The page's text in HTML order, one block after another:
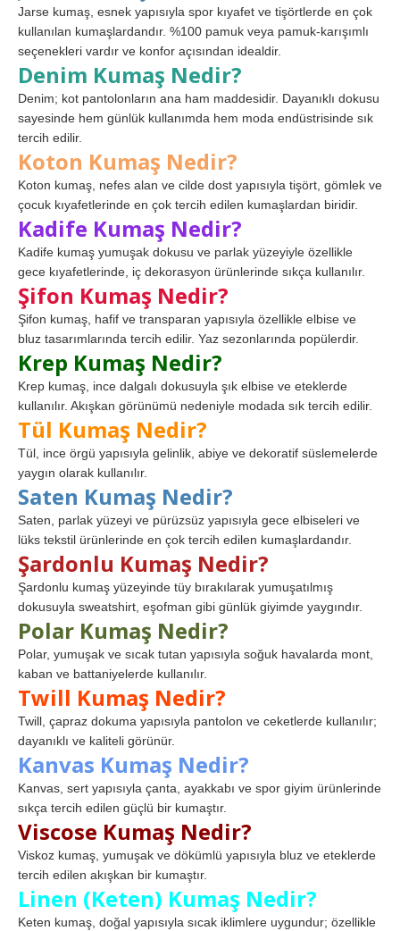
Jarse kumaş, esnek yapısıyla spor kıyafet ve tişörtlerde en çok
kullanılan kumaşlardandır. %100 pamuk veya pamuk-karışımlı
seçenekleri vardır ve konfor açısından idealdir.
Denim Kumaş Nedir?
Denim; kot pantolonların ana ham maddesidir. Dayanıklı dokusu
sayesinde hem günlük kullanımda hem moda endüstrisinde sık
tercih edilir.
Koton Kumaş Nedir?
Koton kumaş, nefes alan ve cilde dost yapısıyla tişört, gömlek ve
çocuk kıyafetlerinde en çok tercih edilen kumaşlardan biridir.
Kadife Kumaş Nedir?
Kadife kumaş yumuşak dokusu ve parlak yüzeyiyle özellikle
gece kıyafetlerinde, iç dekorasyon ürünlerinde sıkça kullanılır.
Şifon Kumaş Nedir?
Şifon kumaş, hafif ve transparan yapısıyla özellikle elbise ve
bluz tasarımlarında tercih edilir. Yaz sezonlarında popülerdir.
Krep Kumaş Nedir?
Krep kumaş, ince dalgalı dokusuyla şık elbise ve eteklerde
kullanılır. Akışkan görünümü nedeniyle modada sık tercih edilir.
Tül Kumaş Nedir?
Tül, ince örgü yapısıyla gelinlik, abiye ve dekoratif süslemelerde
yaygın olarak kullanılır.
Saten Kumaş Nedir?
Saten, parlak yüzeyi ve pürüzsüz yapısıyla gece elbiseleri ve
lüks tekstil ürünlerinde en çok tercih edilen kumaşlardandır.
Şardonlu Kumaş Nedir?
Şardonlu kumaş yüzeyinde tüy bırakılarak yumuşatılmış
dokusuyla sweatshirt, eşofman gibi günlük giyimde yaygındır.
Polar Kumaş Nedir?
Polar, yumuşak ve sıcak tutan yapısıyla soğuk havalarda mont,
kaban ve battaniyelerde kullanılır.
Twill Kumaş Nedir?
Twill, çapraz dokuma yapısıyla pantolon ve ceketlerde kullanılır;
dayanıklı ve kaliteli görünür.
Kanvas Kumaş Nedir?
Kanvas, sert yapısıyla çanta, ayakkabı ve spor giyim ürünlerinde
sıkça tercih edilen güçlü bir kumaştır.
Viscose Kumaş Nedir?
Viskoz kumaş, yumuşak ve dökümlü yapısıyla bluz ve eteklerde
tercih edilen akışkan bir kumaştır.
Linen (Keten) Kumaş Nedir?
Keten kumaş, doğal yapısıyla sıcak iklimlere uygundur; özellikle